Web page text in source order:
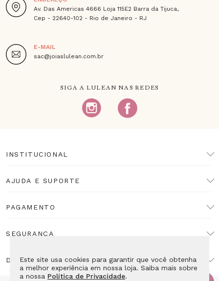
Este site usa cookies para garantir que você obtenha
a melhor experiência em nossa loja. Saiba mais sobre
a nossa Política de Privacidade.
Av. Das Americas 4666 Loja 115E2 Barra da Tijuca,
Cep - 22640-102 - Rio de Janeiro - RJ
E-MAIL
sac@joiaslulean.com.br
SIGA A LULEAN NAS REDES
INSTITUCIONAL
AJUDA E SUPORTE
PAGAMENTO
SEGURANÇA
DESENVOLVIMENTO